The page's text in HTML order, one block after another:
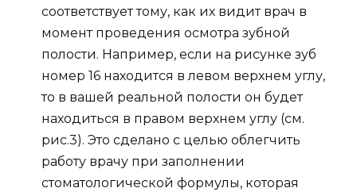
соответствует тому, как их видит врач в
момент проведения осмотра зубной
полости. Например, если на рисунке зуб
номер 16 находится в левом верхнем углу,
то в вашей реальной полости он будет
находиться в правом верхнем углу (см.
рис.3). Это сделано с целью облегчить
работу врачу при заполнении
стоматологической формулы, которая